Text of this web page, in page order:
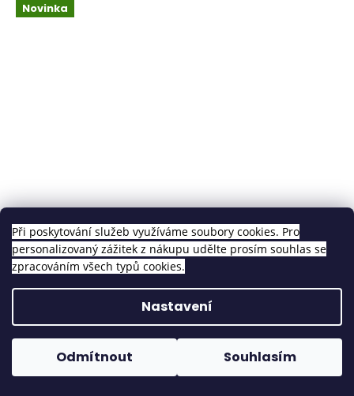
Při poskytování služeb využíváme soubory cookies. Pro
personalizovaný zážitek z nákupu udělte prosím souhlas se
zpracováním všech typů cookies.
Nastavení
Odmítnout Souhlasím
Novinka
Vlnité vlasy na keratinu 60cm - odstín světlá blond
Skladem
1 449 Kč DETAIL